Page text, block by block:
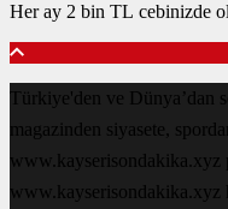
Her ay 2 bin TL cebinizde
Türkiye'den ve Dünya’dan
magazinden siyasete,
www.kayserisondakika.xyz
www.kayserisondakika.xyz